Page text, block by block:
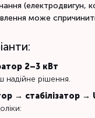
(електродвигун,
може
2–3 кВт
надійне рішення.
→ стабілізатор →